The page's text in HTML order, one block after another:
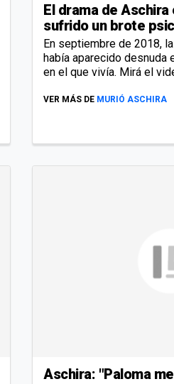
El drama de
sufrido un brote
En septiembre de 2018,
había aparecido desnuda
en el que vivía. Mirá el
VER MÁS DE MURIÓ ASCHIRA
Aschira: "Paloma